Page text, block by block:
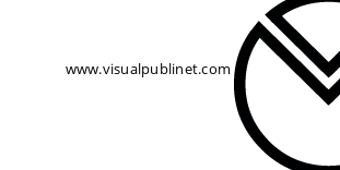
www.visualpublinet.com